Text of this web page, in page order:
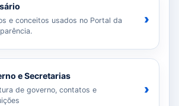
e conceitos usados no Portal da
›
e Secretarias
de governo, contatos e
›